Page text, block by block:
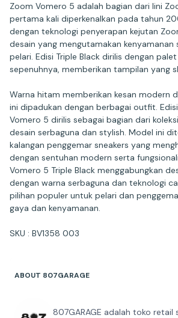
Zoom Vomero 5 adalah bagian dari lini
pertama kali diperkenalkan pada tahun
dengan teknologi penyerapan kejutan
desain yang mengutamakan
pelari. Edisi Triple Black dirilis dengan
sepenuhnya, memberikan tampilan yang
Warna hitam memberikan kesan modern
ini dipadukan dengan berbagai outfit.
Vomero 5 dirilis sebagai bagian dari
desain serbaguna dan stylish. Model ini
kalangan penggemar sneakers yang
dengan sentuhan modern serta
Vomero 5 Triple Black menggabungkan
dengan warna serbaguna dan teknologi
pilihan populer untuk pelari dan
gaya dan kenyamanan.
SKU : BV1358 003
ABOUT 807GARAGE
807GARAGE adalah toko retail